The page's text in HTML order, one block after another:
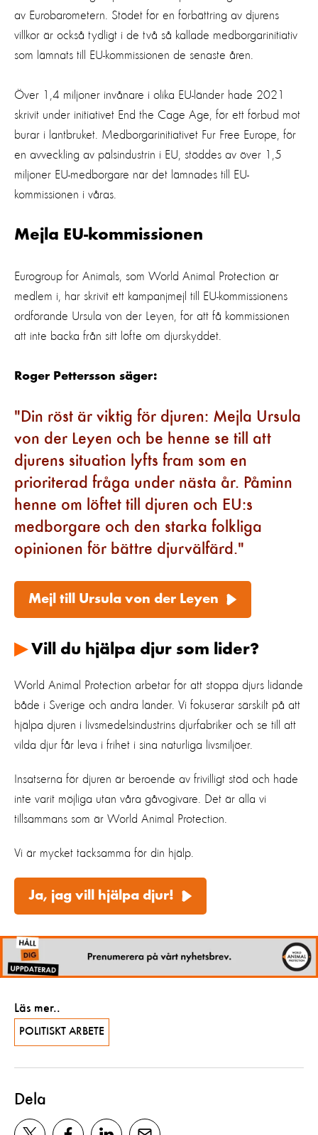
av Eurobarometern. Stödet för en förbättring av djurens
villkor är också tydligt i de två så kallade medborgarinitiativ
som lämnats till EU-kommissionen de senaste åren.
Över 1,4 miljoner invånare i olika EU-länder hade 2021
skrivit under initiativet End the Cage Age, för ett förbud mot
burar i lantbruket. Medborgarinitiativet Fur Free Europe, för
en avveckling av pälsindustrin i EU, stöddes av över 1,5
miljoner EU-medborgare när det lämnades till EU-
kommissionen i våras.
Mejla EU-kommissionen
Eurogroup for Animals, som World Animal Protection är
medlem i, har skrivit ett kampanjmejl till EU-kommissionens
ordförande Ursula von der Leyen, för att få kommissionen
att inte backa från sitt löfte om djurskyddet.
Roger Pettersson säger:
Din röst är viktig för djuren: Mejla Ursula
von der Leyen och be henne se till att
djurens situation lyfts fram som en
prioriterad fråga under nästa år. Påminn
henne om löftet till djuren och EU:s
medborgare och den starka folkliga
opinionen för bättre djurvälfärd.
Mejl till Ursula von der Leyen
▶ Vill du hjälpa djur som lider?
World Animal Protection arbetar för att stoppa djurs lidande
både i Sverige och andra länder. Vi fokuserar särskilt på att
hjälpa djuren i livsmedelsindustrins djurfabriker och se till att
vilda djur får leva i frihet i sina naturliga livsmiljöer.
Insatserna för djuren är beroende av frivilligt stöd och hade
inte varit möjliga utan våra gåvogivare. Det är alla vi
tillsammans som är World Animal Protection.
Vi är mycket tacksamma för din hjälp.
Ja, jag vill hjälpa djur!
Läs mer..
POLITISKT ARBETE
Dela